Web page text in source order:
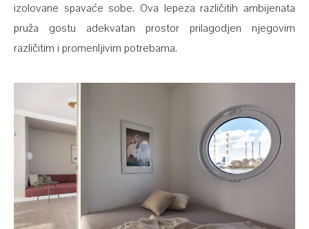
izolovane spavaće sobe. Ova lepeza različitih ambijenata
pruža gostu adekvatan prostor prilagodjen njegovim
različitim i promenljivim potrebama.